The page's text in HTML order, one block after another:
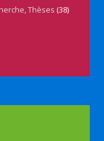
Thèses (38)